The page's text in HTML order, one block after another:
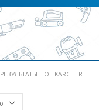
РЕЗУЛЬТАТЫ ПО - KARCHER